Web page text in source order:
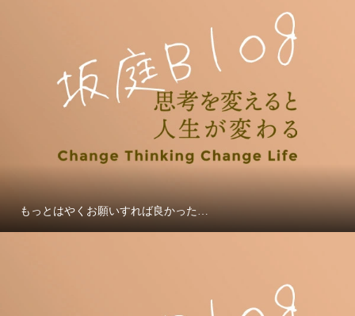
もっとはやくお願いすれば良かった…